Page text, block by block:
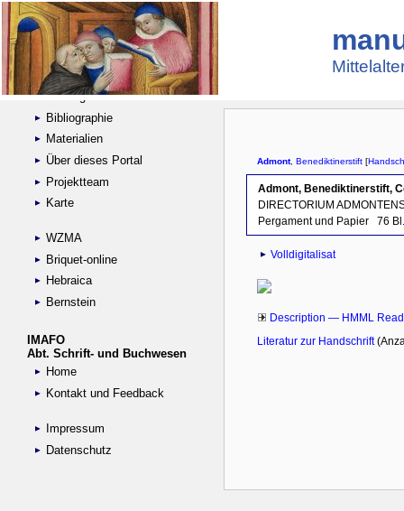
Suche
Handschriftensammlungen
Digitalisierte Handschriften
Kataloge
Bibliographie
Materialien
Über dieses Portal
Projektteam
Karte
WZMA
Briquet-online
Hebraica
Bernstein
IMAFO
Abt. Schrift- und Buchwesen
Home
Kontakt und Feedback
Impressum
Datenschutz